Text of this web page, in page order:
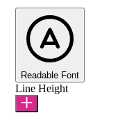
Readable Font
Line Height